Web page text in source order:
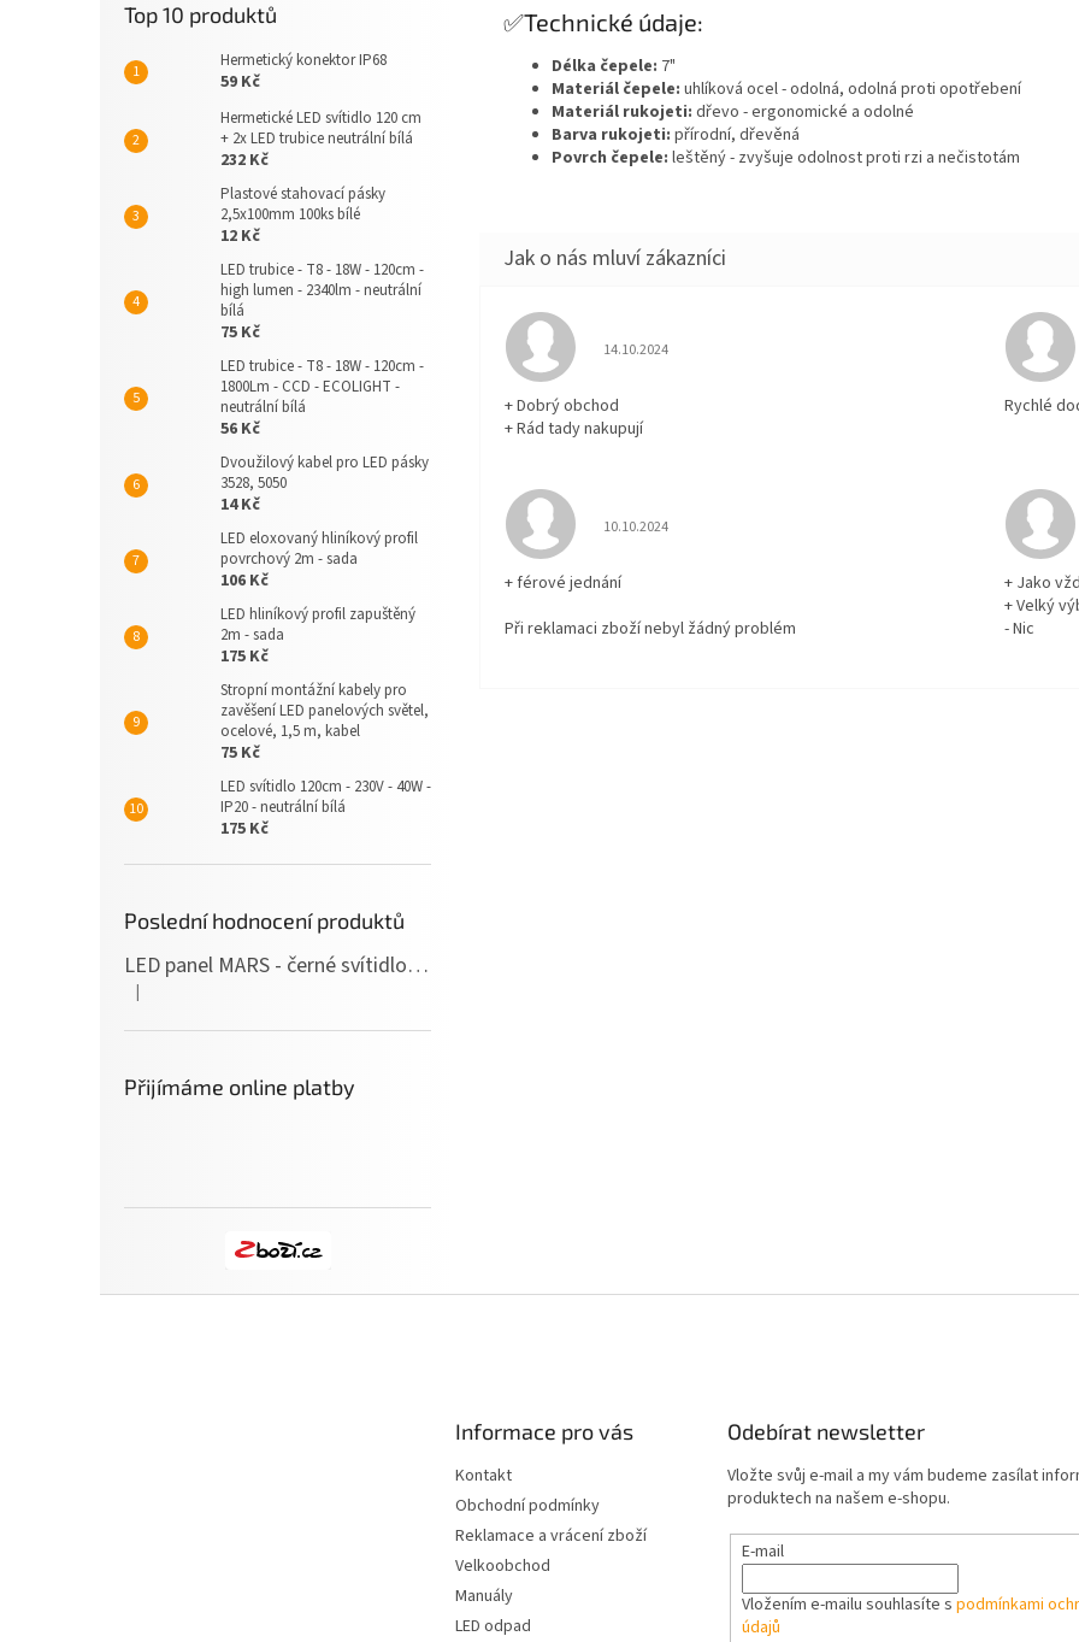
Top 10 produktů
Hermetický konektor IP68
59 Kč
Hermetické LED svítidlo 120 cm
+ 2x LED trubice neutrální bílá
232 Kč
Plastové stahovací pásky
2,5x100mm 100ks bílé
12 Kč
LED trubice - T8 - 18W - 120cm -
high lumen - 2340lm - neutrální
bílá
75 Kč
LED trubice - T8 - 18W - 120cm -
1800Lm - CCD - ECOLIGHT -
neutrální bílá
56 Kč
Dvoužilový kabel pro LED pásky
3528, 5050
14 Kč
LED eloxovaný hliníkový profil
povrchový 2m - sada
106 Kč
LED hliníkový profil zapuštěný
2m - sada
175 Kč
Stropní montážní kabely pro
zavěšení LED panelových světel,
ocelové, 1,5 m, kabel
75 Kč
LED svítidlo 120cm - 230V - 40W -
IP20 - neutrální bílá
175 Kč
Poslední hodnocení produktů
LED panel MARS - černé svítidlo SLIM - 120cm - 36W - 230V - 3600Lm - neutrální bílá
Hodnocení produktu je 5 z 5 hvězdiček.
|
Přijímáme online platby
✅Technické údaje:
Délka čepele: 7"
Materiál čepele: uhlíková ocel - odolná, odolná proti opotřebení
Materiál rukojeti: dřevo - ergonomické a odolné
Barva rukojeti: přírodní, dřevěná
Povrch čepele: leštěný - zvyšuje odolnost proti rzi a nečistotám
Hodnocení obchodu je 5 z 5 hvězdiček.
14.10.2024
+ Dobrý obchod
+ Rád tady nakupují
Rychlé
Hodnocení obchodu je 5 z 5 hvězdiček.
10.10.2024
+ férové jednání
Při reklamaci zboží nebyl žádný problém
+ Jako
+ Velký
- Nic
Informace pro vás
Kontakt
Obchodní podmínky
Reklamace a vrácení zboží
Velkoobchod
Manuály
LED odpad
Odebírat newsletter
Vložte svůj e-mail a my vám budeme zasílat
produktech na našem e-shopu.
E-mail
Vložením e-mailu souhlasíte s podmínkami
údajů